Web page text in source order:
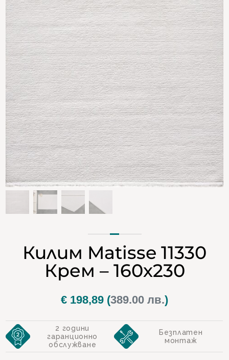
Килим Matisse 11330
Крем – 160х230
€ 198,89 (389.00 лв.)
2 години
гаранционно
обслужване
Безплатен
монтаж